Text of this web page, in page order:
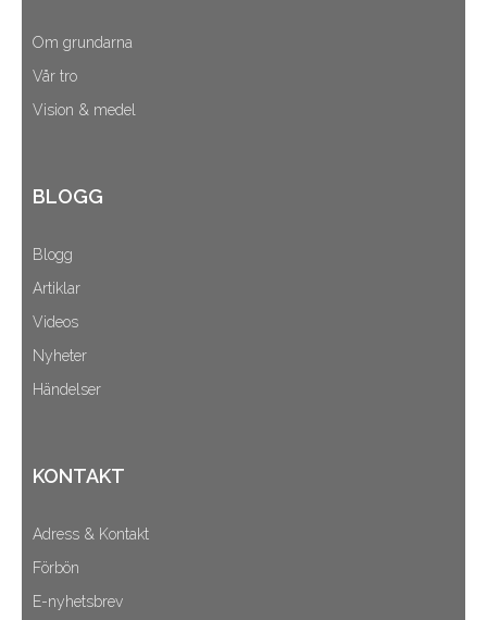
Om grundarna
Vår tro
Vision & medel
BLOGG
Blogg
Artiklar
Videos
Nyheter
Händelser
KONTAKT
Adress & Kontakt
Förbön
E-nyhetsbrev